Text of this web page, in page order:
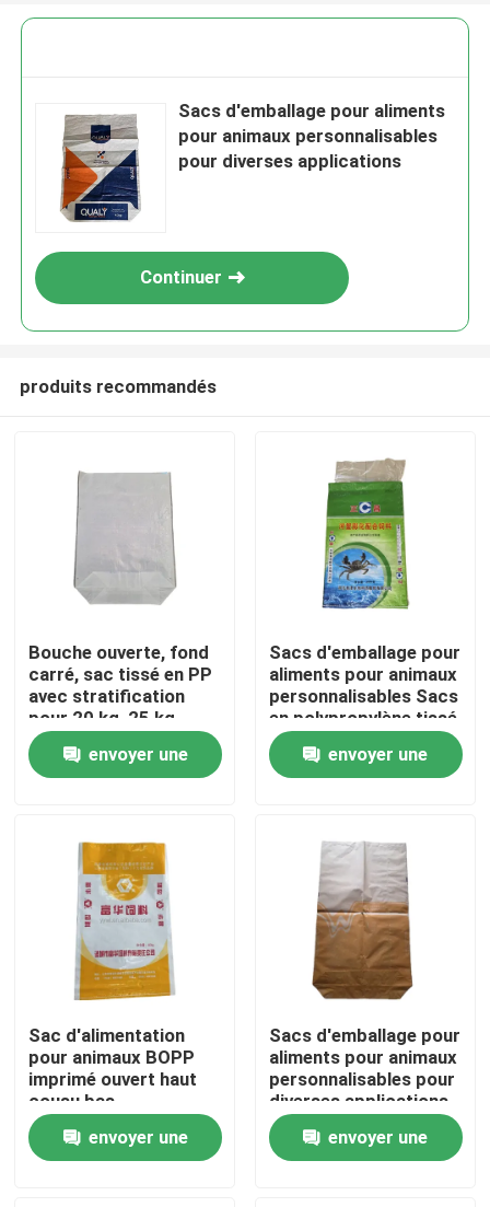
Maison
Produits
Au sujet de nous
Visite d'usine
Contrôle de qualité
Contactez-nous
Nouvelles
Demandez une citation
Sacs de empaquetage de ciment
Sacs d'emballage pour aliments
pour animaux personnalisables
pour diverses applications
Continuer
produits recommandés
Bouche ouverte, fond
carré, sac tissé en PP
avec stratification
pour 20 kg, 25 kg,
emballage d'aliments
pour animaux
envoyer une
Sacs d'emballage pour
aliments pour animaux
personnalisables Sacs
en polypropylène tissé
imprimé sur mesure à
vendre envoyer une
Sac d'alimentation
pour animaux BOPP
imprimé ouvert haut
cousu bas
imperméable à l'eau
sac tissé en PP pour
l'alimentation du bétail
envoyer une
Sacs d'emballage pour
aliments pour animaux
personnalisables pour
diverses applications
envoyer une